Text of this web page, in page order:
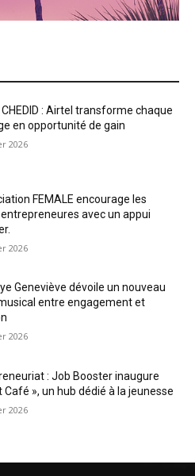
: Airtel transforme chaque
en opportunité de gain
2026
FEMALE encourage les
avec un appui
2026
Geneviève dévoile un nouveau
entre engagement et
2026
: Job Booster inaugure
Café », un hub dédié à la jeunesse
2026